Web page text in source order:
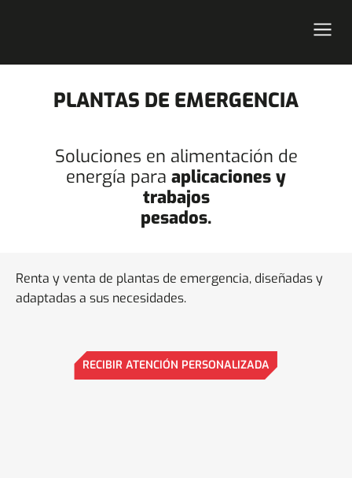
PLANTAS DE EMERGENCIA
Soluciones en alimentación de
energía para aplicaciones y
trabajos
pesados.
Renta y venta de plantas de emergencia, diseñadas y
adaptadas a sus necesidades.
RECIBIR ATENCIÓN PERSONALIZADA